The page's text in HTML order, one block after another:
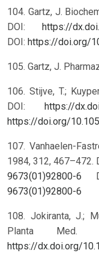
104. Gartz, J.
DOI: https://
DOI: https://doi.org/
105. Gartz, J.
106. Stijve, T.;
DOI: https://
https://doi.org/
107. Vanhaelen-
1984, 312, 467–472.
9673(01)92800-6
9673(01)92800-6
108. Jokiranta, J.;
Planta Med.
https://dx.doi.org/